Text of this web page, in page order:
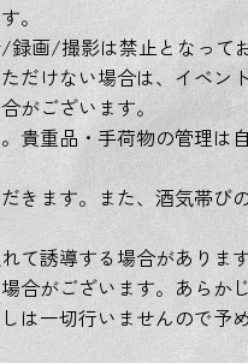
。
録画/撮影は禁止となって
だけない場合は、イベン
がございます。
貴重品・手荷物の管理は
きます。また、酒気帯び
て誘導する場合があります
合がございます。あらか
は一切行いませんので予